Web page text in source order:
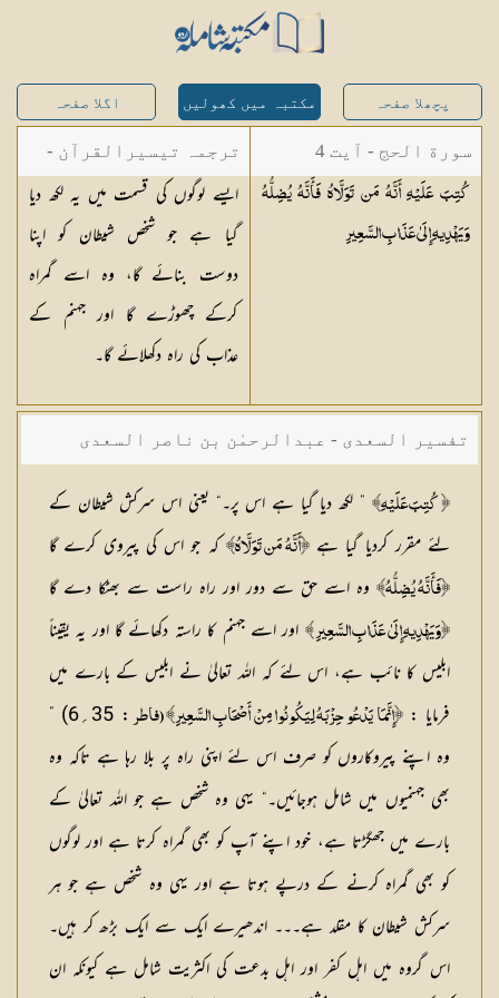
پچھلا صفحہ مکتبہ میں کھولیں اگلا صفحہ
سورة الحج - آیت 4
كُتِبَ عَلَيْهِ أَنَّهُ مَن تَوَلَّاهُ فَأَنَّهُ يُضِلُّهُ
وَيَهْدِيهِ إِلَىٰ عَذَابِالسَّعِيرِ
ترجمہ تیسیرالقرآن -
مولانا عبد الرحمن
کیلانی
ایسے لوگوں کی قسمت میں یہ لکھ دیا
گیا ہے جو شخص شیطان کو اپنا
دوست بنائے گا، وہ اسے گمراہ
کرکے چھوڑے گا اور جہنم کے
عذاب کی راہ دکھلائے گا۔
تفسیر السعدی - عبدالرحمٰن بن ناصر السعدی
﴿ كُتِبَ عَلَيْهِ﴾ ” لکھ دیا گیا ہے اس پر۔“ یعنی اس سرکش شیطان کے
لئے مقرر کردیا گیا ہے﴿أَنَّهُ مَن تَوَلَّاهُ﴾کہ جو اس کی پیروی کرے گا
﴿فَأَنَّهُ يُضِلُّهُ﴾ وہ اسے حق سے دور اور راہ راست سے بھٹکا دے گا
﴿وَيَهْدِيهِ إِلَىٰ عَذَابِ السَّعِيرِ ﴾ اور اسے جہنم کا راستہ دکھائے گا اور یہ یقیناً
ابلیس کا نائب ہے، اس لئے کہ اللہ تعالیٰ نے ابلیس کے بارے میں
فرمایا :﴿إِنَّمَا يَدْعُو حِزْبَهُ لِيَكُونُوا مِنْ أَصْحَابِ السَّعِيرِ﴾ (فاطر
: 35؍6) ”
وہ اپنے پیروکاروں کو صرف اس لئے اپنی راہ پر بلا رہا ہے تاکہ وہ
بھی جہنمیوں میں شامل ہوجائیں۔“ یہی وہ شخص ہے جو اللہ تعالیٰ کے
بارے میں جھگڑتا ہے، خود اپنے آپ کو بھی گمراہ کرتا ہے اور لوگوں
کو بھی گمراہ کرنے کے درپے ہوتا ہے اور یہی وہ شخص ہے جو ہر
سرکش شیطان کا مقلد ہے۔۔۔ اندھیرے ایک سے ایک بڑھ کر ہیں۔
اس گروہ میں اہل کفر اور اہل بدعت کی اکثریت شامل ہے کیونکہ ان